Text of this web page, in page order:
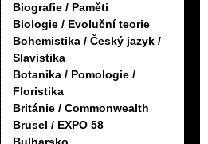
Biografie / Paměti
Biologie / Evoluční teorie
Bohemistika / Český jazyk /
Slavistika
Botanika / Pomologie /
Floristika
Británie / Commonwealth
Brusel / EXPO 58